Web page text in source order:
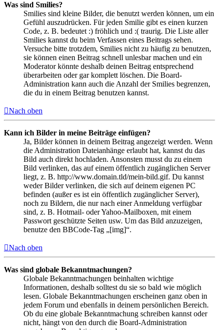
Was sind Smilies?
Smilies sind kleine Bilder, die benutzt werden können, um ein
Gefühl auszudrücken. Für jeden Smilie gibt es einen kurzen
Code, z. B. bedeutet :) fröhlich und :( traurig. Die Liste aller
Smilies kannst du beim Verfassen eines Beitrags sehen.
Versuche bitte trotzdem, Smilies nicht zu häufig zu benutzen,
sie können einen Beitrag schnell unlesbar machen und ein
Moderator könnte deshalb deinen Beitrag entsprechend
überarbeiten oder gar komplett löschen. Die Board-
Administration kann auch die Anzahl der Smilies begrenzen,
die du in einem Beitrag benutzen kannst.
Nach oben
Kann ich Bilder in meine Beiträge einfügen?
Ja, Bilder können in deinem Beitrag angezeigt werden. Wenn
die Administration Dateianhänge erlaubt hat, kannst du das
Bild auch direkt hochladen. Ansonsten musst du zu einem
Bild verlinken, das auf einem öffentlich zugänglichen Server
liegt, z. B. http://www.domain.tld/mein-bild.gif. Du kannst
weder Bilder verlinken, die sich auf deinem eigenen PC
befinden (außer es ist ein öffentlich zugänglicher Server),
noch zu Bildern, die nur nach einer Anmeldung verfügbar
sind, z. B. Hotmail- oder Yahoo-Mailboxen, mit einem
Passwort geschützte Seiten usw. Um das Bild anzuzeigen,
benutze den BBCode-Tag „[img]“.
Nach oben
Was sind globale Bekanntmachungen?
Globale Bekanntmachungen beinhalten wichtige
Informationen, deshalb solltest du sie so bald wie möglich
lesen. Globale Bekanntmachungen erscheinen ganz oben in
jedem Forum und ebenfalls in deinem persönlichen Bereich.
Ob du eine globale Bekanntmachung schreiben kannst oder
nicht, hängt von den durch die Board-Administration